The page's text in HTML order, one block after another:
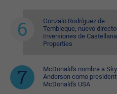
Gonzalo Rodríguez de
Tembleque, nuevo
Inversiones de Castellana
Properties
McDonald's nombra a
Anderson como
McDonald's USA